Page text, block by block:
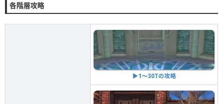
各階層攻略
▶︎1〜30Tの攻略